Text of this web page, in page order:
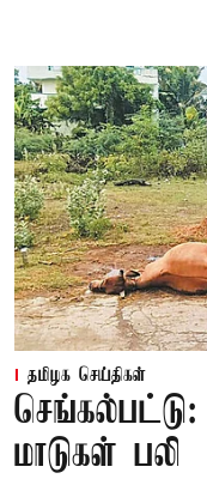
தமிழக செய்திகள்
செங்கல்பட்டு:
மாடுகள் பலி